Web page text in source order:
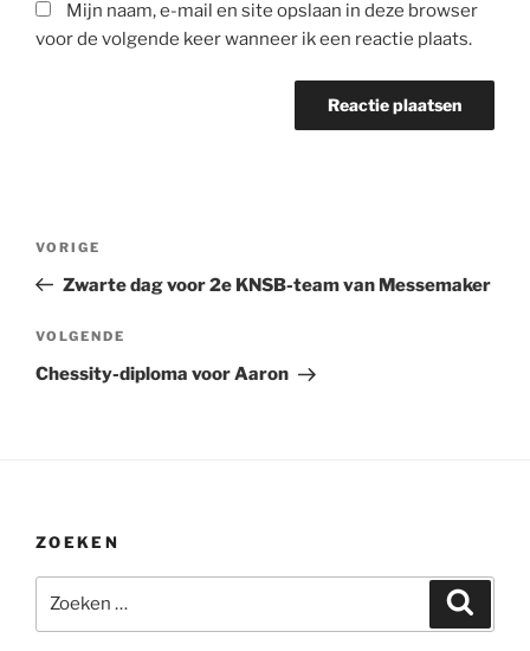
Mijn naam, e-mail en site opslaan in deze browser
voor de volgende keer wanneer ik een reactie plaats.
Vorig
bericht
VORIGE
Zwarte dag voor 2e KNSB-team van Messemaker
Volgend
bericht
VOLGENDE
Chessity-diploma voor Aaron
ZOEKEN
naar: